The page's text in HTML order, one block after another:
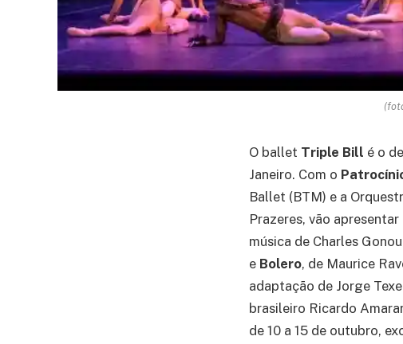
O ballet Triple Bill é o
Janeiro. Com o
Ballet (BTM) e a
Prazeres, vão
música de Charles
e Bolero, de Maurice
adaptação de Jorge
brasileiro Ricardo
de 10 a 15 de outubro,